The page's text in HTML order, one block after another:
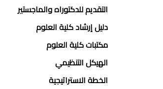
التقديم للدكتوراه والماجستير
دليل إرشاد كلية العلوم
مكتبات كلية العلوم
الهيكل التنظيمي
الخطة الاستراتيجية